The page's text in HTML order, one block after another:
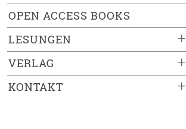
OPEN ACCESS BOOKS
+
LESUNGEN
+
VERLAG
+
KONTAKT